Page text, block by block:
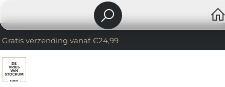
Gratis verzending vanaf €24,99